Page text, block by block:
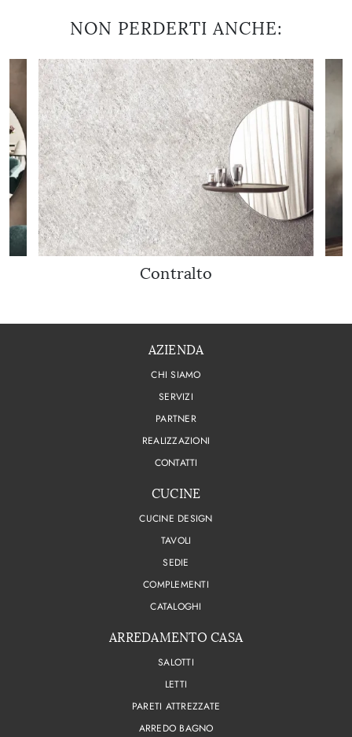
NON PERDERTI ANCHE:
Contralto
AZIENDA
CHI SIAMO
SERVIZI
PARTNER
REALIZZAZIONI
CONTATTI
CUCINE
CUCINE DESIGN
TAVOLI
SEDIE
COMPLEMENTI
CATALOGHI
ARREDAMENTO CASA
SALOTTI
LETTI
PARETI ATTREZZATE
ARREDO BAGNO